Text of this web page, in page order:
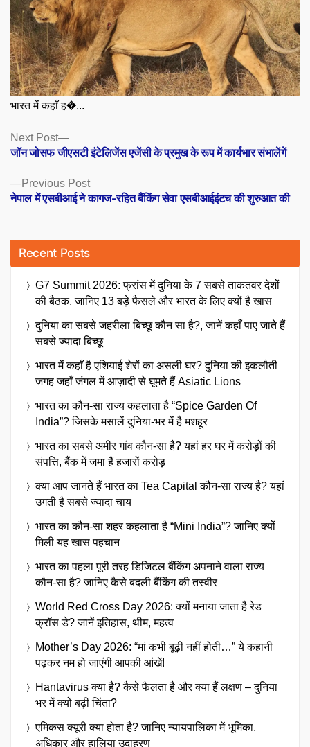
भारत में कहाँ ह�...
Posts
navigation
Previous PostPrevious
post:
नेपाल में एसबीआई ने कागज-रहित बैंकिंग सेवा एसबीआईइंटच की शुरुआत की
Next Post
Next
post:
जॉन जोसफ जीएसटी इंटेलिजेंस एजेंसी के प्रमुख के रूप में कार्यभार संभालेंगें
Recent Posts
G7 Summit 2026: फ्रांस में दुनिया के 7 सबसे ताकतवर देशों
की बैठक, जानिए 13 बड़े फैसले और भारत के लिए क्यों है खास
दुनिया का सबसे जहरीला बिच्छू कौन सा है?, जानें कहाँ पाए जाते हैं
सबसे ज्यादा बिच्छू
भारत में कहाँ है एशियाई शेरों का असली घर? दुनिया की इकलौती
जगह जहाँ जंगल में आज़ादी से घूमते हैं Asiatic Lions
भारत का कौन-सा राज्य कहलाता है “Spice Garden Of
India”? जिसके मसालें दुनिया-भर में है मशहूर
भारत का सबसे अमीर गांव कौन-सा है? यहां हर घर में करोड़ों की
संपत्ति, बैंक में जमा हैं हजारों करोड़
क्या आप जानते हैं भारत का Tea Capital कौन-सा राज्य है? यहां
उगती है सबसे ज्यादा चाय
भारत का कौन-सा शहर कहलाता है “Mini India”? जानिए क्यों
मिली यह खास पहचान
भारत का पहला पूरी तरह डिजिटल बैंकिंग अपनाने वाला राज्य
कौन-सा है? जानिए कैसे बदली बैंकिंग की तस्वीर
World Red Cross Day 2026: क्यों मनाया जाता है रेड
क्रॉस डे? जानें इतिहास, थीम, महत्व
Mother’s Day 2026: “मां कभी बूढ़ी नहीं होती…” ये कहानी
पढ़कर नम हो जाएंगी आपकी आंखें!
Hantavirus क्या है? कैसे फैलता है और क्या हैं लक्षण – दुनिया
भर में क्यों बढ़ी चिंता?
एमिकस क्यूरी क्या होता है? जानिए न्यायपालिका में भूमिका,
अधिकार और हालिया उदाहरण